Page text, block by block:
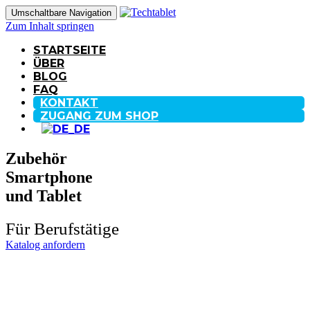
Umschaltbare Navigation
Zum Inhalt springen
STARTSEITE
ÜBER
BLOG
FAQ
KONTAKT
ZUGANG ZUM SHOP
Zubehör
Smartphone
und Tablet
Für Berufstätige
Katalog anfordern